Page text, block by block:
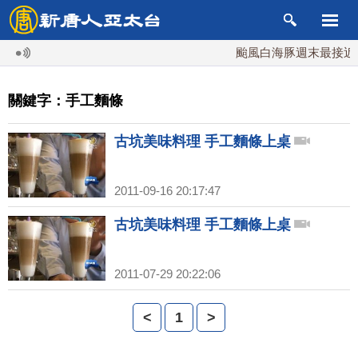
颱風白海豚週末最接近
關鍵字：手工麵條
古坑美味料理 手工麵條上桌
2011-09-16 20:17:47
古坑美味料理 手工麵條上桌
2011-07-29 20:22:06
< 1 >